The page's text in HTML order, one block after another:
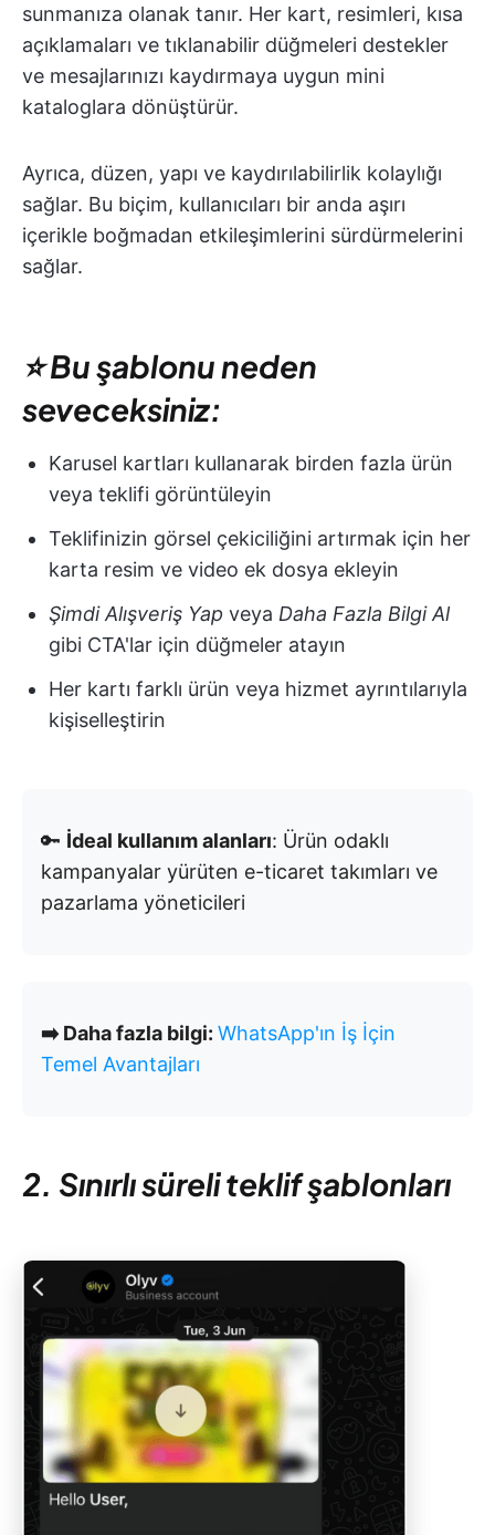
sunmanıza olanak tanır. Her kart, resimleri, kısa
açıklamaları ve tıklanabilir düğmeleri destekler
ve mesajlarınızı kaydırmaya uygun mini
kataloglara dönüştürür.
Ayrıca, düzen, yapı ve kaydırılabilirlik kolaylığı
sağlar. Bu biçim, kullanıcıları bir anda aşırı
içerikle boğmadan etkileşimlerini sürdürmelerini
sağlar.
⭐ Bu şablonu neden
seveceksiniz:
Karusel kartları kullanarak birden fazla ürün
veya teklifi görüntüleyin
Teklifinizin görsel çekiciliğini artırmak için her
karta resim ve video ek dosya ekleyin
Şimdi Alışveriş Yap veya Daha Fazla Bilgi Al
gibi CTA'lar için düğmeler atayın
Her kartı farklı ürün veya hizmet ayrıntılarıyla
kişiselleştirin
🔑 İdeal kullanım alanları: Ürün odaklı
kampanyalar yürüten e-ticaret takımları ve
pazarlama yöneticileri
➡️ Daha fazla bilgi: WhatsApp'ın İş İçin
Temel Avantajları
2. Sınırlı süreli teklif şablonları